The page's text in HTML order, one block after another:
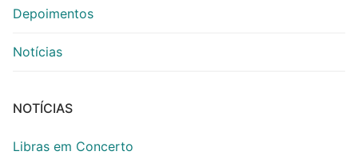
Depoimentos
Notícias
NOTÍCIAS
Libras em Concerto